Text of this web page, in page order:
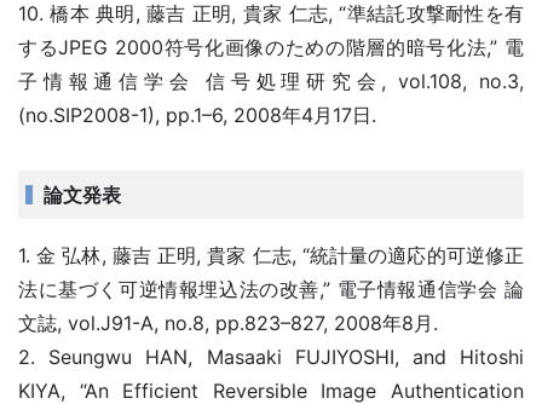
10. 橋本 典明, 藤吉 正明, 貴家 仁志, “準結託攻撃耐性を有
するJPEG 2000符号化画像のための階層的暗号化法,” 電
子情報通信学会 信号処理研究会, vol.108, no.3,
(no.SIP2008-1), pp.1–6, 2008年4月17日.
論文発表
1. 金 弘林, 藤吉 正明, 貴家 仁志, “統計量の適応的可逆修正
法に基づく可逆情報埋込法の改善,” 電子情報通信学会 論
文誌, vol.J91-A, no.8, pp.823–827, 2008年8月.
2. Seungwu HAN, Masaaki FUJIYOSHI, and Hitoshi
KIYA, “An Efficient Reversible Image Authentication